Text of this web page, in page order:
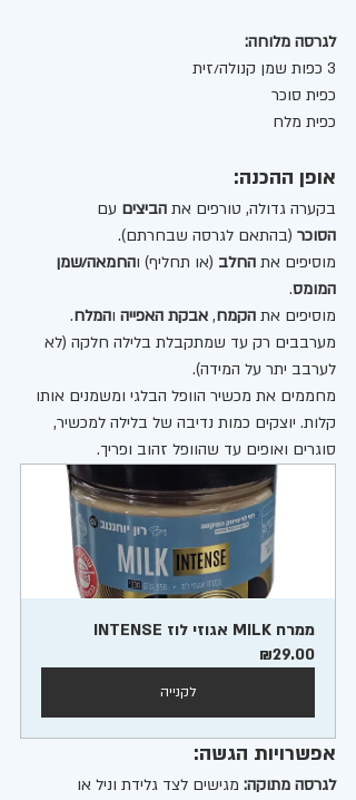
לגרסה מלוחה:
3 כפות שמן קנולה/זית
כפית סוכר
כפית מלח
אופן ההכנה:
בקערה גדולה, טורפים את הביצים עם
הסוכר (בהתאם לגרסה שבחרתם).
מוסיפים את החלב (או תחליף) והחמאה/שמן
המומס.
מוסיפים את הקמח, אבקת האפייה והמלח.
מערבבים רק עד שמתקבלת בלילה חלקה (לא
לערבב יתר על המידה).
מחממים את מכשיר הוופל הבלגי ומשמנים אותו
קלות. יוצקים כמות נדיבה של בלילה למכשיר,
סוגרים ואופים עד שהוופל זהוב ופריך.
ממרח MILK אגוזי לוז INTENSE
₪29.00
לקנייה
אפשרויות הגשה:
לגרסה מתוקה: מגישים לצד גלידת וניל או